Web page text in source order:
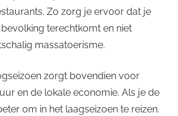
Zo zorg je ervoor dat je
terechtkomt en niet
massatoerisme.
zorgt bovendien voor
en de lokale economie. Als je de
om in het laagseizoen te reizen.